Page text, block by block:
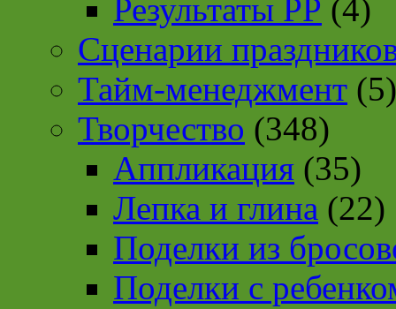
Результаты РР (4)
Сценарии
Тайм-менеджмент (5)
Творчество (348)
Аппликация (35)
Лепка и глина (22)
Поделки из
Поделки с